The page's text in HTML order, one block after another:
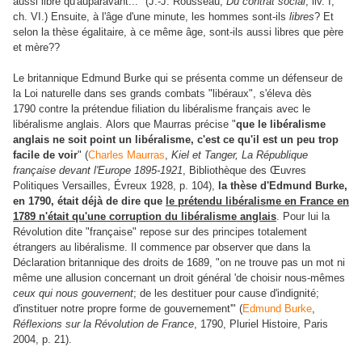
ch. VI.) Ensuite, à l'âge d'une minute, les hommes sont-ils libres? Et
selon la thèse égalitaire, à ce même âge, sont-ils aussi libres que père
et mère??
Le britannique Edmund Burke qui se présenta comme un défenseur de
la Loi naturelle dans ses grands combats "libéraux", s'éleva dès
1790 contre la prétendue filiation du libéralisme français avec le
libéralisme anglais. Alors que Maurras précise "que le libéralisme
anglais ne soit point un libéralisme, c'est ce qu'il est un peu trop
facile de voir" (Charles Maurras, Kiel et Tanger, La République
française devant l'Europe 1895-1921, Bibliothèque des Œuvres
Politiques Versailles, Évreux 1928, p. 104), la thèse d'Edmund Burke,
en 1790, était déjà de dire que le prétendu libéralisme en France en
1789 n'était qu'une corruption du libéralisme anglais. Pour lui la
Révolution dite "française" repose sur des principes totalement
étrangers au libéralisme. Il commence par observer que dans la
Déclaration britannique des droits de 1689, "on ne trouve pas un mot ni
même une allusion concernant un droit général 'de choisir nous-mêmes
ceux qui nous gouvernent; de les destituer pour cause d'indignité;
d'instituer notre propre forme de gouvernement'" (Edmund Burke,
Réflexions sur la Révolution de France, 1790, Pluriel Histoire, Paris
2004, p. 21).